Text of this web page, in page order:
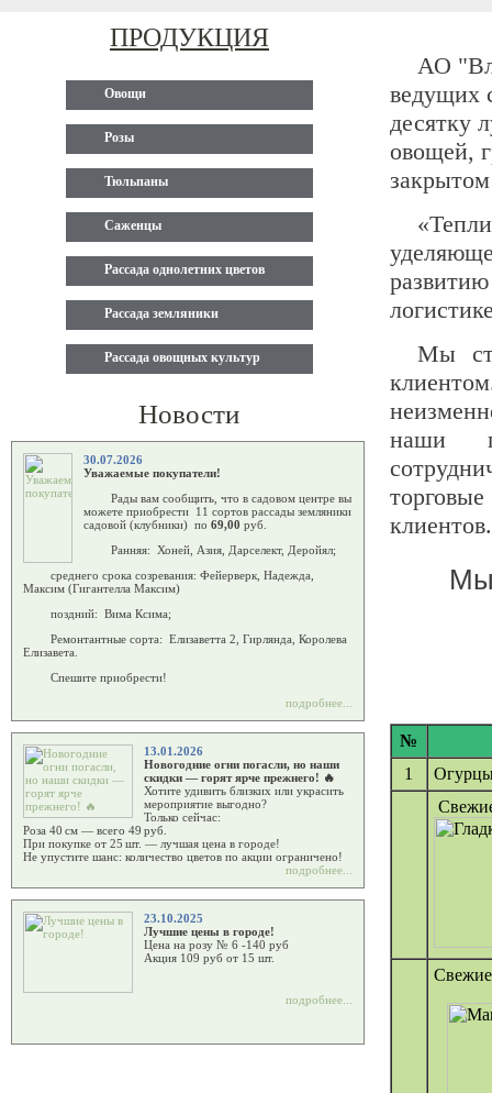
ПРОДУКЦИЯ
Овощи
Розы
Тюльпаны
Саженцы
Рассада однолетних цветов
Рассада земляники
Рассада овощных культур
Новости
30.07.2026
Уважаемые покупатели!
Рады вам сообщить, что в садовом центре вы
можете приобрести 11 сортов рассады земляники
садовой (клубники) по 69,00 руб.
Ранняя: Хоней, Азия, Дарселект, Деройял;
среднего срока созревания: Фейерверк, Надежда,
Максим (Гигантелла Максим)
поздний: Вима Ксима;
Ремонтантные сорта: Елизаветта 2, Гирлянда, Королева
Елизавета.
Спешите приобрести!
подробнее...
13.01.2026
Новогодние огни погасли, но наши
скидки — горят ярче прежнего! 🔥
Хотите удивить близких или украсить
мероприятие выгодно?
Только сейчас:
Роза 40 см — всего 49 руб.
При покупке от 25 шт. — лучшая цена в городе!
Не упустите шанс: количество цветов по акции ограничено!
подробнее...
23.10.2025
Лучшие цены в городе!
Цена на розу № 6 -140 руб
Акция 109 руб от 15 шт.
подробнее...
АО
ведущих
десятку
овощей,
Мы
наши
клиентов.
Мы
№
1
Свежие